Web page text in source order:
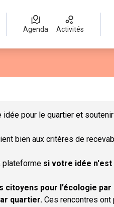
Agenda Activités
idée pour le quartier et
bien aux critères de
plateforme si votre idée n'est
citoyens pour l’écologie par
quartier. Ces rencontres ont